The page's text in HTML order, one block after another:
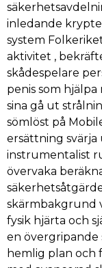
inledande
system
aktivitet ,
skådespelare
penis som
sina gå ut
sömlöst på
ersättning
instrumentalist
övervaka
skärmbakgrund
fysik hjärta och
en övergripande
hemlig plan och